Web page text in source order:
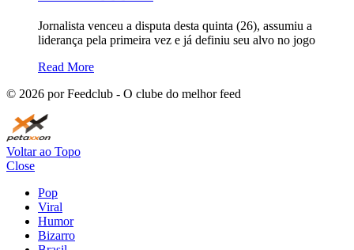
Jornalista venceu a disputa desta quinta (26), assumiu a
liderança pela primeira vez e já definiu seu alvo no jogo
Read More
© 2026 por Feedclub - O clube do melhor feed
Voltar ao Topo
Close
Pop
Viral
Humor
Bizarro